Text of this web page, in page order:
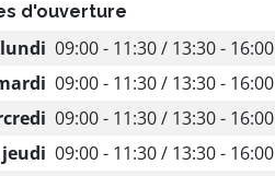
d'ouverture
lundi 09:00 - 11:30 / 13:30 - 16:00
09:00 - 11:30 / 13:30 - 16:00
09:00 - 11:30 / 13:30 - 16:00
jeudi 09:00 - 11:30 / 13:30 - 16:00